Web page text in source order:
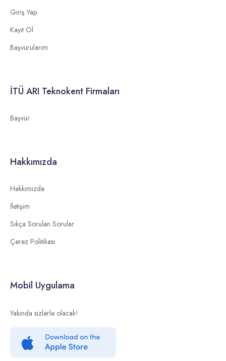
Giriş Yap
Kayıt Ol
Başvurularım
İTÜ ARI Teknokent Firmaları
Başvur
Hakkımızda
Hakkımızda
İletişim
Sıkça Sorulan Sorular
Çerez Politikası
Mobil Uygulama
Yakında sizlerle olacak!